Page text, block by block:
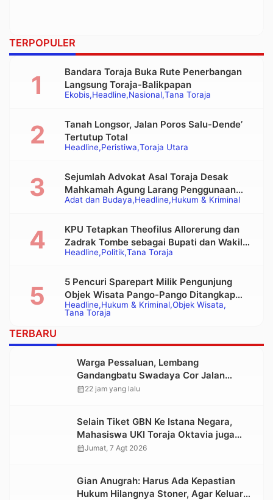
TERPOPULER
Ekobis Headline Nasional Tana Toraja
Bandara Toraja Buka Rute Penerbangan
Langsung Toraja-Balikpapan
Headline Peristiwa Toraja Utara
Tanah Longsor, Jalan Poros Salu-Dende’
Tertutup Total
Adat dan Budaya Headline Hukum & Kriminal
Sejumlah Advokat Asal Toraja Desak
Mahkamah Agung Larang Penggunaan
Alat Berat pada Eksekusi Rumah Adat
Headline Politik Tana Toraja
KPU Tetapkan Theofilus Allorerung dan
Zadrak Tombe sebagai Bupati dan Wakil
Bupati Tana Toraja Terpilih
Headline Hukum & Kriminal Objek Wisata
Tana Toraja
5 Pencuri Sparepart Milik Pengunjung
Objek Wisata Pango-Pango Ditangkap
Polisi
TERBARU
Warga Pessaluan, Lembang
Gandangbatu Swadaya Cor Jalan
Kabupaten
calendar_month22 jam yang lalu
Selain Tiket GBN Ke Istana Negara,
Mahasiswa UKI Toraja Oktavia juga
Lolos ke Pekan Seni Mahasiswa
calendar_monthJumat, 7 Agt 2026
Gian Anugrah: Harus Ada Kepastian
Hukum Hilangnya Stoner, Agar Keluarga